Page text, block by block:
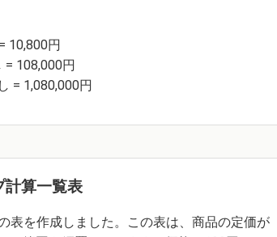
10,800円
= 108,000円
= 1,080,000円
計算一覧表
表を作成しました。この表は、商品の定価が